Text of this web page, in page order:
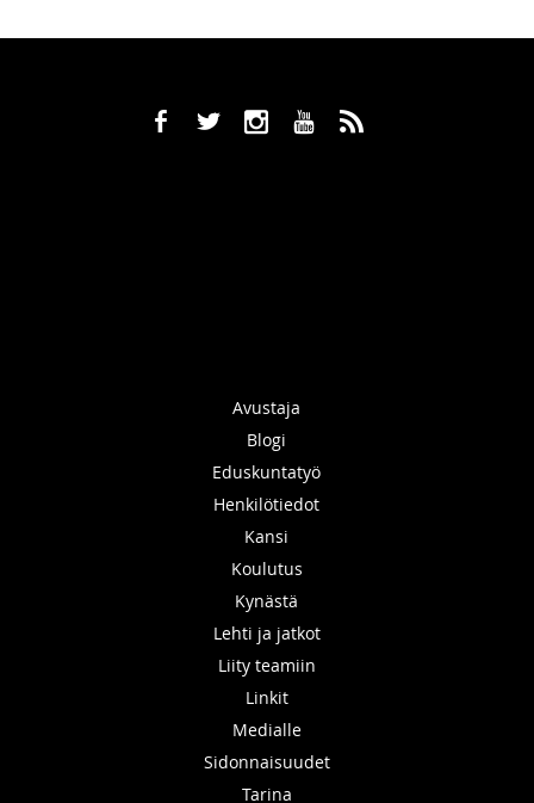
b a x r ,
Avustaja
Blogi
Eduskuntatyö
Henkilötiedot
Kansi
Koulutus
Kynästä
Lehti ja jatkot
Liity teamiin
Linkit
Medialle
Sidonnaisuudet
Tarina